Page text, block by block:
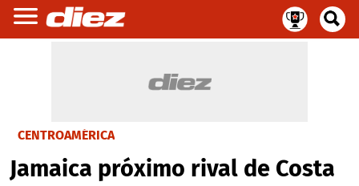
CENTROAMÉRICA
Jamaica próximo rival de Costa